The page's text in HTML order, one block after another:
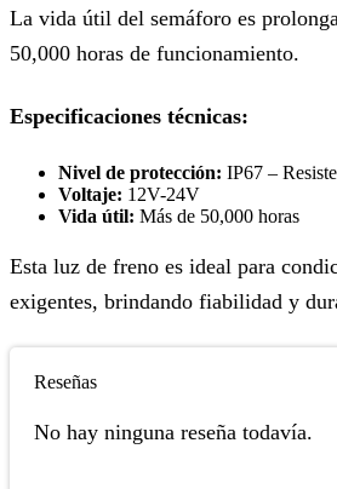
La vida útil del semáforo es
50,000 horas de funcionamiento.
Especificaciones técnicas:
Nivel de protección: IP67 –
Voltaje: 12V-24V
Vida útil: Más de 50,000 horas
Esta luz de freno es ideal para
exigentes, brindando fiabilidad y
Reseñas
No hay ninguna reseña todavía.